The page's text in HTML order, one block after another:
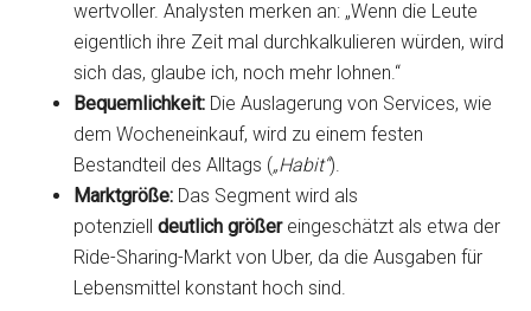
wertvoller. Analysten merken an: „Wenn die Leute
eigentlich ihre Zeit mal durchkalkulieren würden, wird
sich das, glaube ich, noch mehr lohnen.“
Bequemlichkeit: Die Auslagerung von Services, wie
dem Wocheneinkauf, wird zu einem festen
Bestandteil des Alltags („Habit“).
Marktgröße: Das Segment wird als
potenzielldeutlich größereingeschätzt als etwa der
Ride-Sharing-Markt von Uber, da die Ausgaben für
Lebensmittel konstant hoch sind.